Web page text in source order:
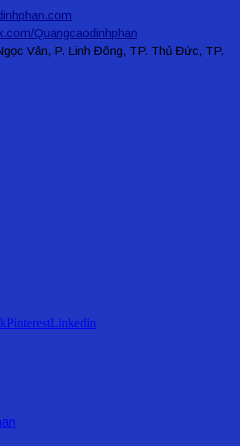
Quangcaodinhphan
Vân, P. Linh Đông, TP. Thủ Đức, TP.
PinterestLinkedin